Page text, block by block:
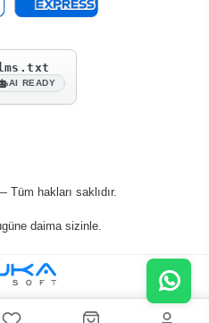
AI READY
hakları saklıdır.
daima sizinle.